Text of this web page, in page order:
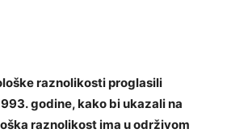
raznolikosti proglasili
godine, kako bi ukazali na
raznolikost ima u održivom